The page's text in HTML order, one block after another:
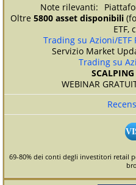
Oltre 5800 asset disponibili
ETF,
Trading su Azioni/ETF
Servizio Market
Trading su
WEBINAR
69-80% dei conti degli investitori retail